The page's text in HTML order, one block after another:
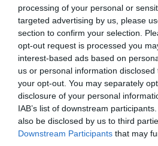
processing of your personal or
targeted advertising by us, please
section to confirm your selection.
opt-out request is processed you
interest-based ads based on
us or personal information
your opt-out. You may separately
disclosure of your personal
IAB’s list of downstream
also be disclosed by us to third
Downstream Participants that may
I sei pilastri su cui poggia
Secondo lo psicoterapeuta Nathaniel
spicco nel campo degli studi ...